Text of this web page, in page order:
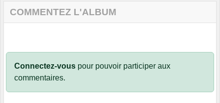
COMMENTEZ L'ALBUM
Connectez-vous pour pouvoir participer aux
commentaires.